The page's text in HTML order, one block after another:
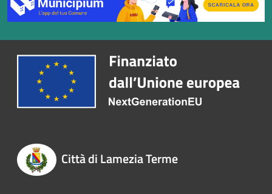
Città di Lamezia Terme